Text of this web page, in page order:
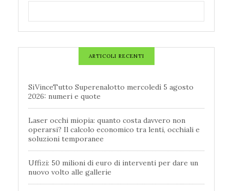
ARTICOLI RECENTI
SiVinceTutto Superenalotto mercoledì 5 agosto
2026: numeri e quote
Laser occhi miopia: quanto costa davvero non
operarsi? Il calcolo economico tra lenti, occhiali e
soluzioni temporanee
Uffizi: 50 milioni di euro di interventi per dare un
nuovo volto alle gallerie